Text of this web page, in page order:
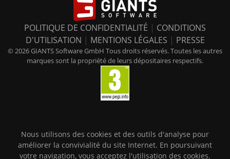
POLITIQUE DE CONFIDENTIALITÉ | CONDITIONS
D'UTILISATION | MENTIONS LÉGALES | PRESSE
© 2026 GIANTS Software GmbH Tous droits réservés. Toutes les autres
marques sont la propriété de leurs dépositaires respectifs.
Nous utilisons des cookies et des outils d'analyse pour
améliorer la convivialité du site Internet. En poursuivant
votre navigation, vous acceptez l'utilisation des cookies.